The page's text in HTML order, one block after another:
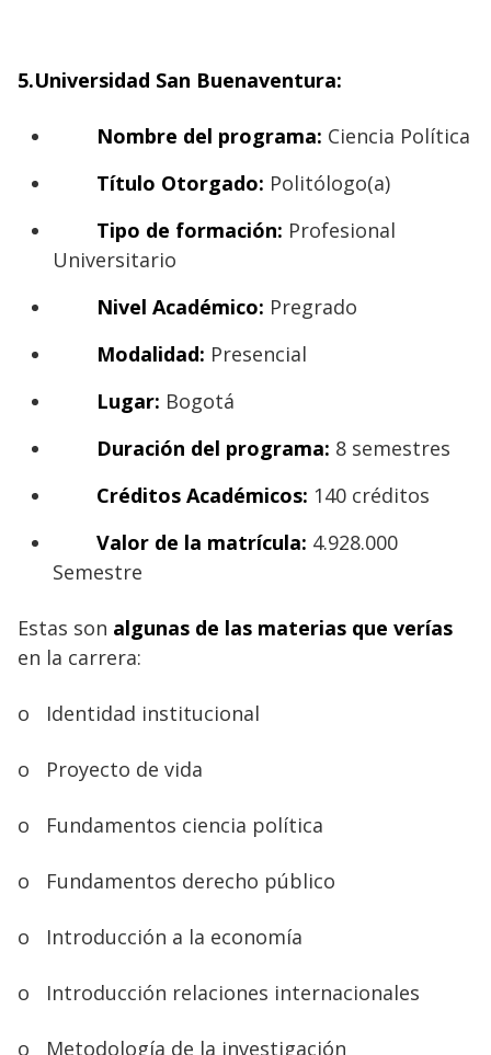
5.Universidad San Buenaventura:
Nombre del programa: Ciencia Política
Título Otorgado: Politólogo(a)
Tipo de formación: Profesional
Universitario
Nivel Académico: Pregrado
Modalidad: Presencial
Lugar: Bogotá
Duración del programa: 8 semestres
Créditos Académicos: 140 créditos
Valor de la matrícula: 4.928.000
Semestre
Estas son algunas de las materias que verías
en la carrera:
o Identidad institucional
o Proyecto de vida
o Fundamentos ciencia política
o Fundamentos derecho público
o Introducción a la economía
o Introducción relaciones internacionales
o Metodología de la investigación